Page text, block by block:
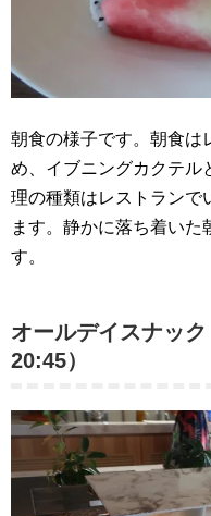
朝食の様子です。朝食は
め、イブニングカクテル
理の種類はレストランで
ます。静かに落ち着い
す。
オールデイスナッ
20:45）